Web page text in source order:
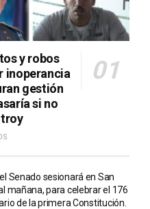
y robos
inoperancia
gestión
si no
Senado sesionará en San
mañana, para celebrar el 176
de la primera Constitución.